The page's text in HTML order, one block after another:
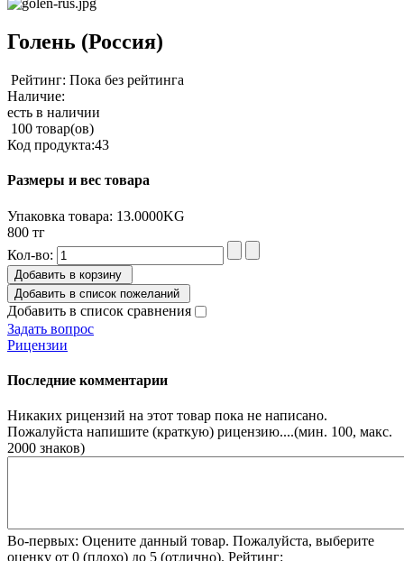
Голень (Россия)
Рейтинг: Пока без рейтинга
Наличие:
есть в наличии
100 товар(ов)
Код продукта:43
Размеры и вес товара
Упаковка товара: 13.0000KG
800 тг
Кол-во:
Добавить в корзину
Добавить в список пожеланий
Добавить в список сравнения
Задать вопрос
Рицензии
Последние комментарии
Никаких рицензий на этот товар пока не написано.
Пожалуйста напишите (краткую) рицензию....(мин. 100, макс.
2000 знаков)
Во-первых: Оцените данный товар. Пожалуйста, выберите
оценку от 0 (плохо) до 5 (отлично). Рейтинг: